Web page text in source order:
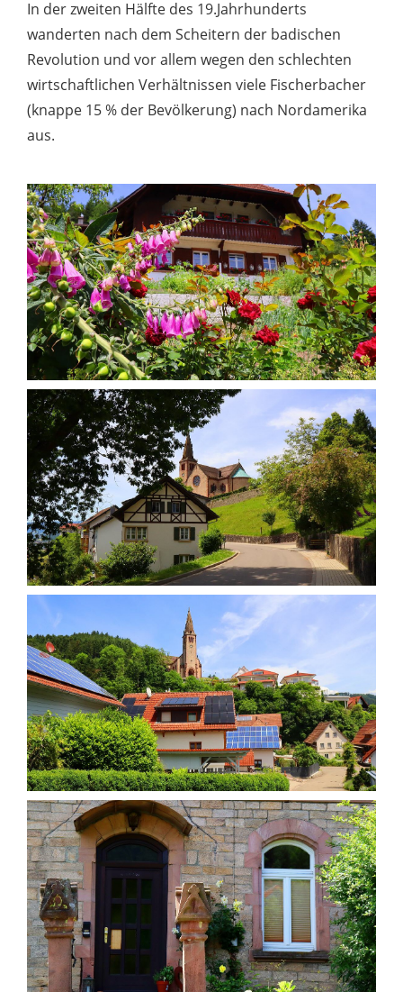
In der zweiten Hälfte des 19.Jahrhunderts
wanderten nach dem Scheitern der badischen
Revolution und vor allem wegen den schlechten
wirtschaftlichen Verhältnissen viele Fischerbacher
(knappe 15 % der Bevölkerung) nach Nordamerika
aus.